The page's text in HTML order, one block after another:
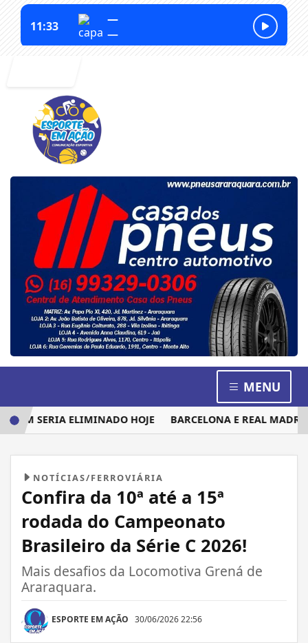
MENU
SERIA ELIMINADO HOJE BARCELONA E REAL MADRID
NOTÍCIAS/FERROVIÁRIA
Confira da 10ª até a 15ª
rodada do Campeonato
Brasileiro da Série C 2026!
Mais desafios da Locomotiva Grená de
Araraquara.
ESPORTE EM AÇÃO 30/06/2026 22:56